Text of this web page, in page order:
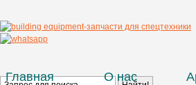
Главная О нас